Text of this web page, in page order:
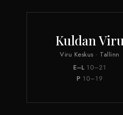
Kuldan
Viru Keskus · Tallinn
E–L10–21
P 10–19